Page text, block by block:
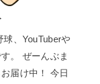
、YouTuberや
。 ぜーんぶま
届け中！ 今日